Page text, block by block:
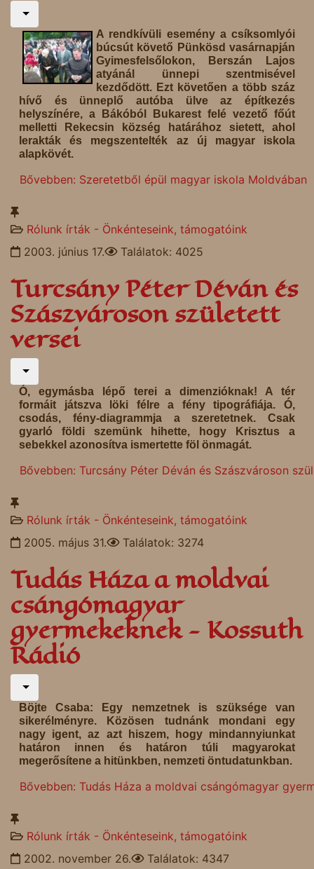
A rendkívüli esemény a csíksomlyói
búcsút követő Pünkösd vasárnapján
Gyimesfelsőlokon, Berszán Lajos
atyánál ünnepi szentmisével
kezdődött. Ezt követően a több száz
hívő és ünneplő autóba ülve az építkezés
helyszínére, a Bákóból Bukarest felé vezető főút
melletti Rekecsin község határához sietett, ahol
lerakták és megszentelték az új magyar iskola
alapkövét.
Bővebben: Szeretetből épül magyar iskola Moldvában
Rólunk írták - Önkénteseink, támogatóink
2003. június 17.
Találatok: 4025
Turcsány Péter Déván és
Szászvároson született
versei
Ó, egymásba lépő terei a dimenzióknak! A tér
formáit játszva löki félre a fény tipográfiája. Ó,
csodás, fény-diagrammja a szeretetnek. Csak
gyarló földi szemünk hihette, hogy Krisztus a
sebekkel azonosítva ismertette föl önmagát.
Bővebben: Turcsány Péter Déván és Szászvároson
Rólunk írták - Önkénteseink, támogatóink
2005. május 31.
Találatok: 3274
Tudás Háza a moldvai
csángómagyar
gyermekeknek - Kossuth
Rádió
Böjte Csaba: Egy nemzetnek is szüksége van
sikerélményre. Közösen tudnánk mondani egy
nagy igent, az azt hiszem, hogy mindannyiunkat
határon innen és határon túli magyarokat
megerősítene a hitünkben, nemzeti öntudatunkban.
Bővebben: Tudás Háza a moldvai csángómagyar
Rólunk írták - Önkénteseink, támogatóink
2002. november 26.
Találatok: 4347